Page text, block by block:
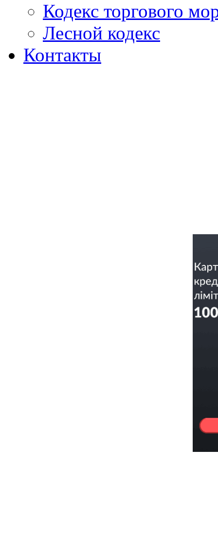
Кодекс торгового
Лесной кодекс
Контакты